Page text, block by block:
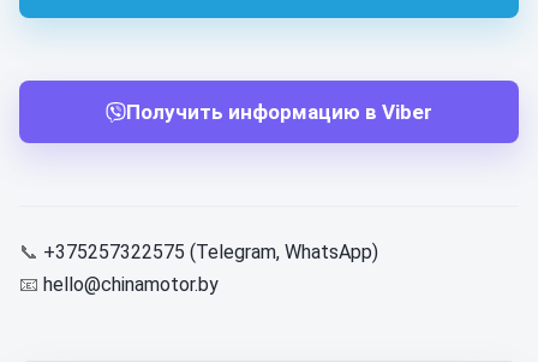
Получить информацию в Viber
📞 +375257322575 (Telegram, WhatsApp)
📧 hello@chinamotor.by